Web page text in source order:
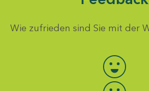
Wie zufrieden sind Sie mit der
Bewertung